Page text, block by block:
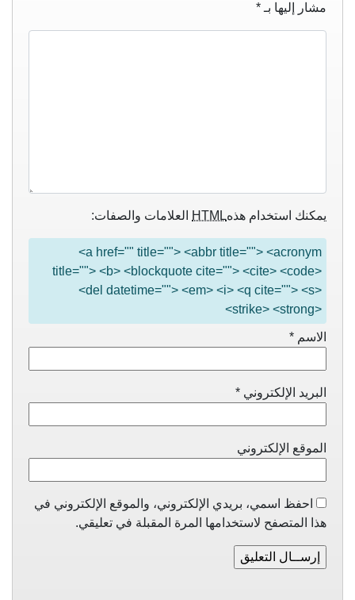
مشار إليها بـ *
يمكنك استخدام هذهHTML العلامات والصفات:
<a href="" title=""> <abbr title=""> <acronym
title=""> <b> <blockquote cite=""> <cite> <code>
<del datetime=""> <em> <i> <q cite=""> <s>
<strike> <strong>
الاسم *
البريد الإلكتروني *
الموقع الإلكتروني
احفظ اسمي، بريدي الإلكتروني، والموقع الإلكتروني في
هذا المتصفح لاستخدامها المرة المقبلة في تعليقي.